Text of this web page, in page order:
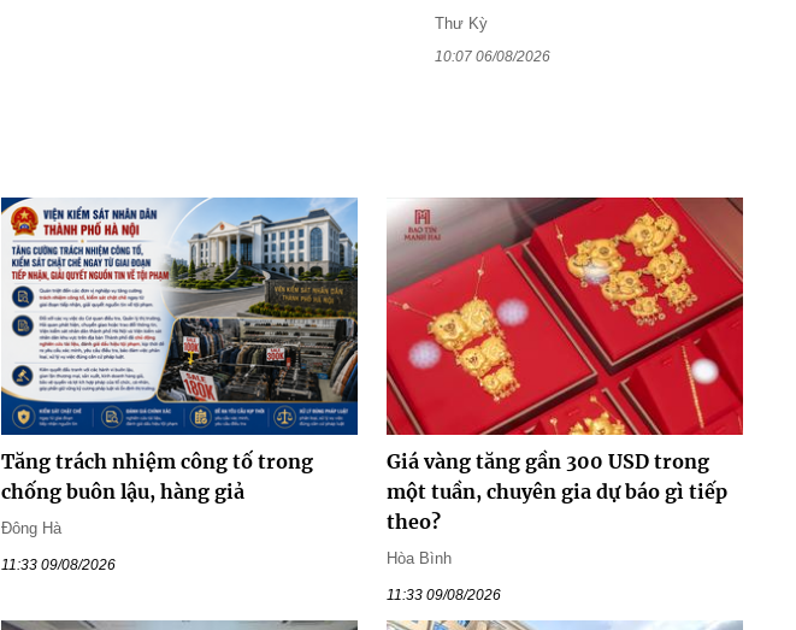
Thư Kỳ
10:07 06/08/2026
Tăng trách nhiệm công tố trong
chống buôn lậu, hàng giả
Đông Hà
11:33 09/08/2026
Giá vàng tăng gần 300 USD trong
một tuần, chuyên gia dự báo gì tiếp
theo?
Hòa Bình
11:33 09/08/2026